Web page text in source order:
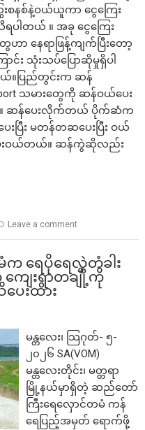
းစနစ်နဲ့ဝယ်ယူကာ ငွေကြေး
ပါတယ် ။ အခု ငွေကြေး
ဟာ နေရာဖြန့်ကျက်ပြီးတော့
င်း သုံးသပ်ပြောဆိုမှုရှိပါ
ယ်။ပြည်တွင်းက ဆန်
သမားတွေကို ဆန်ဝယ်ပေး
ဆန်ပေးလိုက်တယ် ပိုက်ဆံက
းပြီး မတန်တဆပေးပြီး ဝယ်
းဝယ်တယ်။ ဆန်ကွဲဆိုလည်း
Leave a comment
ရေပိုရေလွှဲတံခါး
ျေးရွာတချို့ကို
ပေးထား
မန္တလေး၊ သြဂုတ်- ၅-
၂၀၂၆ SA(VOM)
မန္တလေးတိုင်း၊ မတ္တရာ
မြို့နယ်မှာရှိတဲ့ ဆည်တော်
ကြီးရေလှောင်တမံ ကန်
ရေပြည့်အမှတ် ရောက်ဖို့